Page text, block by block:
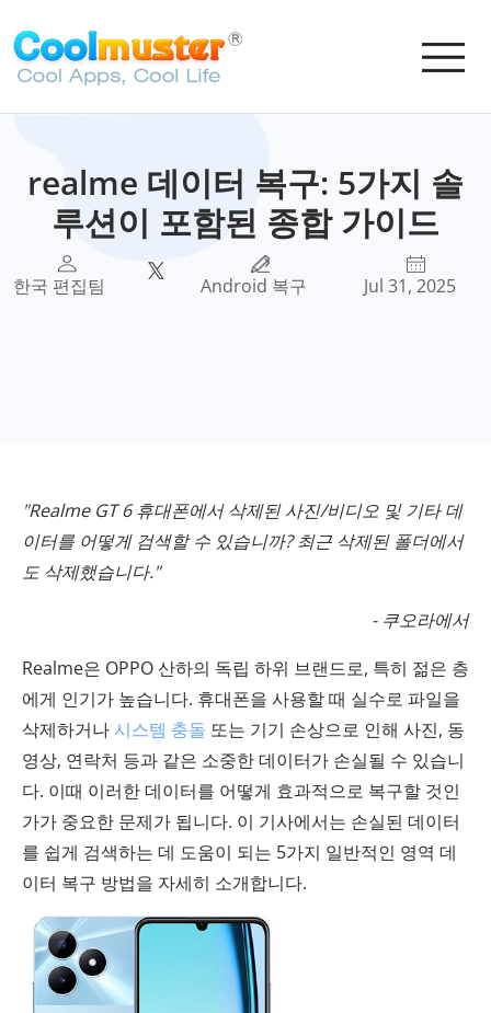
realme 데이터 복구: 5가지 솔
루션이 포함된 종합 가이드
한국 편집팀 Android 복구 Jul 31, 2025
"Realme GT 6 휴대폰에서 삭제된 사진/비디오 및 기타 데
이터를 어떻게 검색할 수 있습니까? 최근 삭제된 폴더에서
도 삭제했습니다."
- 쿠오라에서
Realme은 OPPO 산하의 독립 하위 브랜드로, 특히 젊은 층
에게 인기가 높습니다. 휴대폰을 사용할 때 실수로 파일을
삭제하거나시스템 충돌 또는 기기 손상으로 인해 사진, 동
영상, 연락처 등과 같은 소중한 데이터가 손실될 수 있습니
다. 이때 이러한 데이터를 어떻게 효과적으로 복구할 것인
가가 중요한 문제가 됩니다. 이 기사에서는 손실된 데이터
를 쉽게 검색하는 데 도움이 되는 5가지 일반적인 영역 데
이터 복구 방법을 자세히 소개합니다.